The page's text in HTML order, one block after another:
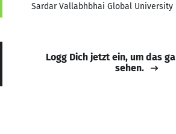
Sardar Vallabhbhai Global University
Logg Dich jetzt ein, um das
sehen.